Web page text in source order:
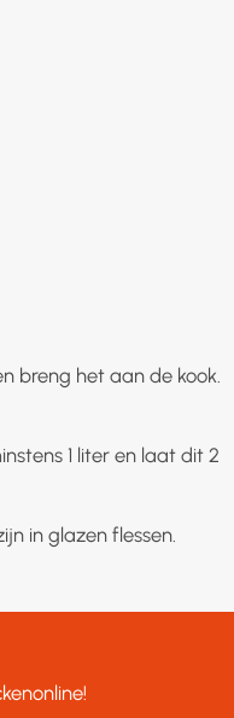
breng het aan de kook.
1 liter en laat dit 2
in glazen flessen.
!